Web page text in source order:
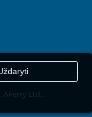
AFerry Ltd..